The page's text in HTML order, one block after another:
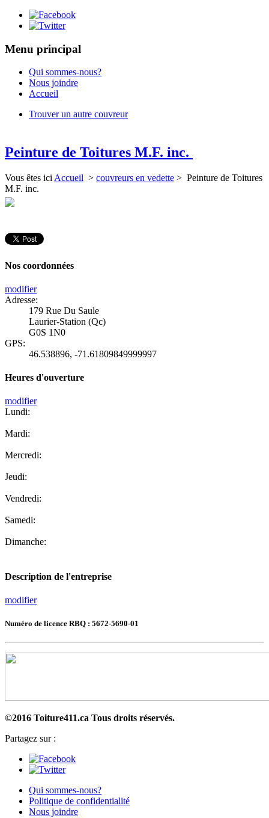
Menu principal
Qui sommes-nous?
Nous joindre
Accueil
Trouver un autre couvreur
Peinture de Toitures M.F. inc.
Vous êtes ici Accueil > couvreurs en vedette > Peinture de Toitures
M.F. inc.
Nos coordonnées
modifier
Adresse:
179 Rue Du Saule
Laurier-Station (Qc)
G0S 1N0
GPS:
46.538896, -71.61809849999997
Heures d'ouverture
modifier
Lundi:
Mardi:
Mercredi:
Jeudi:
Vendredi:
Samedi:
Dimanche:
Description de l'entreprise
modifier
Numéro de licence RBQ : 5672-5690-01
©2016 Toiture411.ca Tous droits réservés.
Partagez sur :
Qui sommes-nous?
Politique de confidentialité
Nous joindre